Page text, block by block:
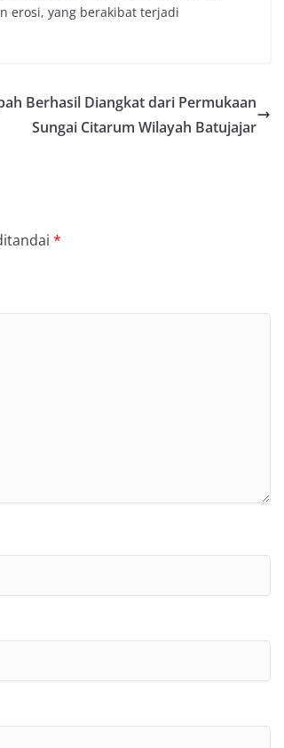
erosi, yang berakibat terjadi
Berhasil Diangkat dari Permukaan
Sungai Citarum Wilayah Batujajar
*